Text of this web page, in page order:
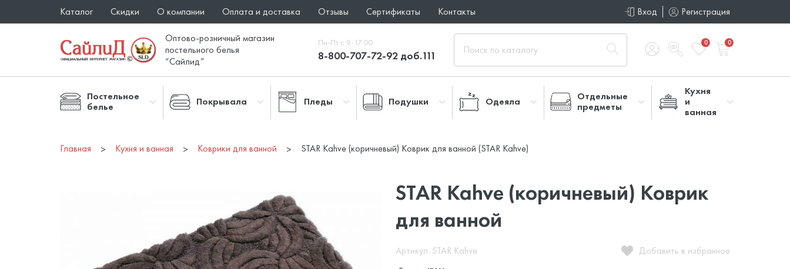
Каталог Скидки О компании Оплата и доставка Отзывы Сертификаты Контакты Вход Регистрация
Оптово-розничный магазин
постельного белья
“Сайлид”
Пн-Пт с 9-17.00
8-800-707-72-92 доб.111
0 0
Постельное
белье
Покрывала Пледы Подушки Одеяла
Отдельные
предметы
Кухня
и
ванная
Главная Кухня и ванная Коврики для ванной STAR Kahve (коричневый) Коврик для ванной (STAR Kahve)
STAR Kahve (коричневый) Коврик
для ванной
Артикул: STAR Kahve
Добавить в избранное